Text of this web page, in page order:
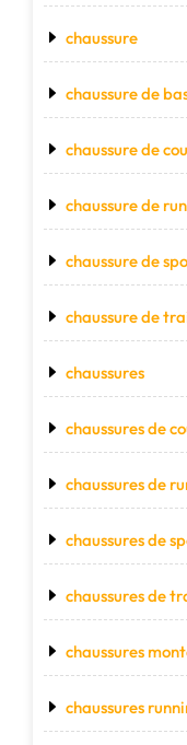
chaussure
chaussure de
chaussure de
chaussure de
chaussure de
chaussure de
chaussures
chaussures de
chaussures de
chaussures de
chaussures de
chaussures
chaussures